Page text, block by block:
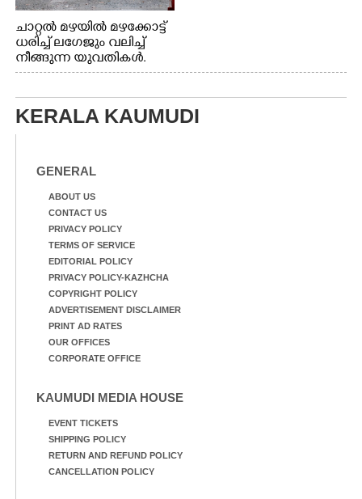
ചാറ്റൽ മഴയിൽ മഴക്കോട്ട്
ധരിച്ച് ലഗേജും വലിച്ച്
നീങ്ങുന്ന യുവതികൾ.
എറണാകുളം മേനകയിൽ
KERALA KAUMUDI
GENERAL
ABOUT US
CONTACT US
PRIVACY POLICY
TERMS OF SERVICE
EDITORIAL POLICY
PRIVACY POLICY-KAZHCHA
COPYRIGHT POLICY
ADVERTISEMENT DISCLAIMER
PRINT AD RATES
OUR OFFICES
CORPORATE OFFICE
KAUMUDI MEDIA HOUSE
EVENT TICKETS
SHIPPING POLICY
RETURN AND REFUND POLICY
CANCELLATION POLICY